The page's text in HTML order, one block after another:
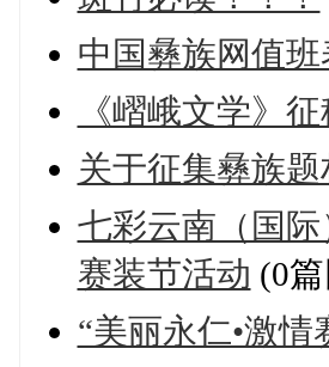
中国彝族网值班
《嶍峨文学》
关于征集彝族
七彩云南（国
赛装节活动 (0
“美丽永仁•激